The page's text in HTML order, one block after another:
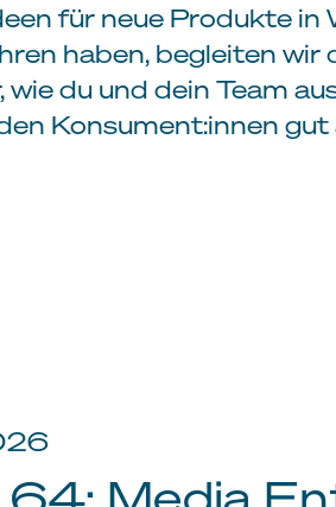
für neue Produkte
haben, begleiten
du und dein Team
Konsument:innen